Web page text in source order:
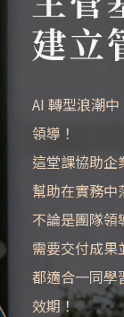
AI 轉型浪潮
領導！
這堂課協助企
幫助在實務中
不論是團隊領
需要交付成果
都適合一同學
效期！